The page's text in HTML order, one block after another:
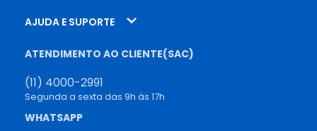
AJUDA E SUPORTE
ATENDIMENTO AO CLIENTE(SAC)
(11) 4000-2991
Segunda a sexta das 9h às 17h
WHATSAPP